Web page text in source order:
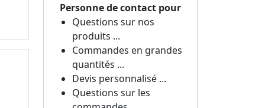
Personne de contact pour
Questions sur nos
produits ...
Commandes en grandes
quantités ...
Devis personnalisé ...
Questions sur les